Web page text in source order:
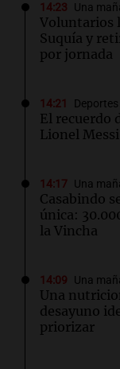
14:23 Una
Voluntarios
Suquía y
por jornada
14:21
El recuerdo
Lionel
14:17 Una
Casabindo
única:
la Vincha
14:09 Una
Una
desayuno
priorizar